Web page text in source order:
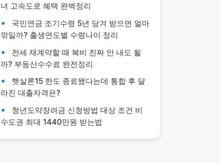
녀 고속도로 혜택 완벽정리
국민연금 조기수령 5년 당겨 받으면 얼마
깎일까? 출생연도별 수령나이 정리
전세 재계약할 때 복비 진짜 안 내도 될
까? 부동산수수료 완전정리
햇살론15 한도 종료됐다는데 통합 후 달
라진 대출자격은?
청년도약장려금 신청방법 대상 조건 비
수도권 최대 1440만원 받는법